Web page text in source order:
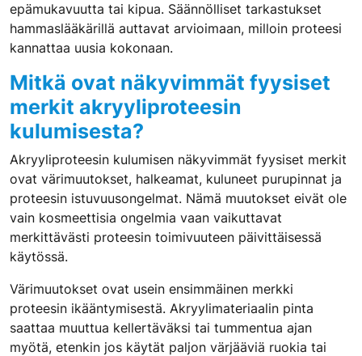
epämukavuutta tai kipua. Säännölliset tarkastukset
hammaslääkärillä auttavat arvioimaan, milloin proteesi
kannattaa uusia kokonaan.
Mitkä ovat näkyvimmät fyysiset
merkit akryyliproteesin
kulumisesta?
Akryyliproteesin kulumisen näkyvimmät fyysiset merkit
ovat värimuutokset, halkeamat, kuluneet purupinnat ja
proteesin istuvuusongelmat. Nämä muutokset eivät ole
vain kosmeettisia ongelmia vaan vaikuttavat
merkittävästi proteesin toimivuuteen päivittäisessä
käytössä.
Värimuutokset ovat usein ensimmäinen merkki
proteesin ikääntymisestä. Akryylimateriaalin pinta
saattaa muuttua kellertäväksi tai tummentua ajan
myötä, etenkin jos käytät paljon värjääviä ruokia tai